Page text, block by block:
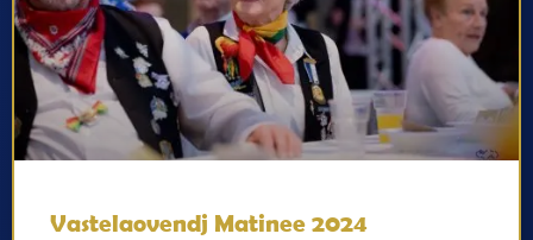
Vastelaovendj Matinee 2024